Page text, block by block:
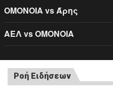
ΟΜΟΝΟΙΑ vs Άρης
ΑΕΛ vs ΟΜΟΝΟΙΑ
Ροή Ειδήσεων